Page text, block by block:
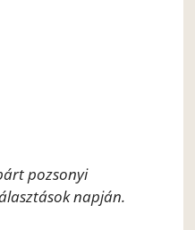
pozsonyi
napján.